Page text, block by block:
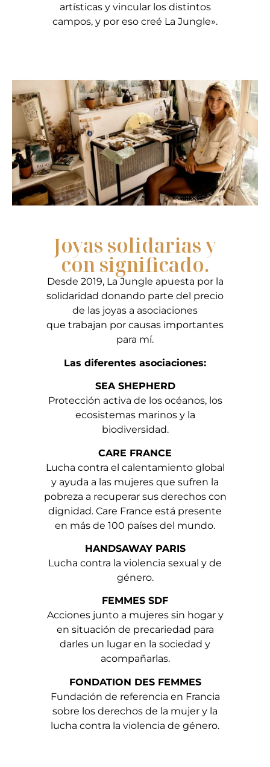
artísticas y vincular los distintos
campos, y por eso creé La Jungle».
Joyas solidarias y
con significado.
Desde 2019, La Jungle apuesta por la
solidaridad donando parte del precio
de las joyas a asociaciones
que trabajan por causas importantes
para mí.
Las diferentes asociaciones:
SEA SHEPHERD
Protección activa de los océanos, los
ecosistemas marinos y la
biodiversidad.
CARE FRANCE
Lucha contra el calentamiento global
y ayuda a las mujeres que sufren la
pobreza a recuperar sus derechos con
dignidad. Care France está presente
en más de 100 países del mundo.
HANDSAWAY PARIS
Lucha contra la violencia sexual y de
género.
FEMMES SDF
Acciones junto a mujeres sin hogar y
en situación de precariedad para
darles un lugar en la sociedad y
acompañarlas.
FONDATION DES FEMMES
Fundación de referencia en Francia
sobre los derechos de la mujer y la
lucha contra la violencia de género.